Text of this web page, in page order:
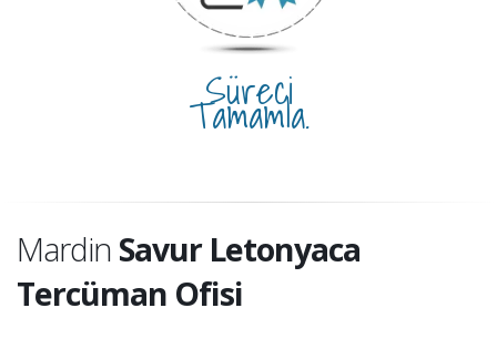
Süreci
Tamamla.
Mardin Savur Letonyaca
Tercüman Ofisi